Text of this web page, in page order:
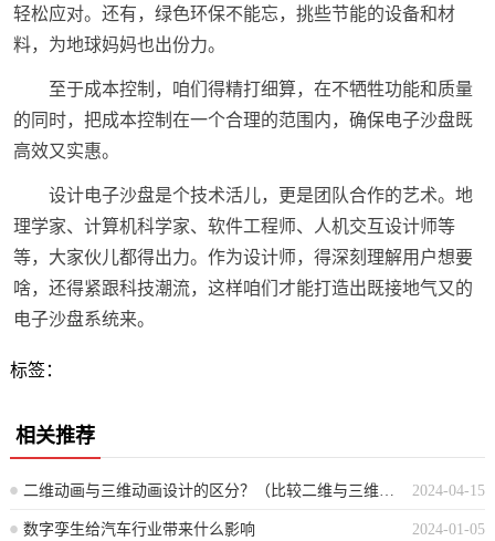
轻松应对。还有，绿色环保不能忘，挑些节能的设备和材
料，为地球妈妈也出份力。
至于成本控制，咱们得精打细算，在不牺牲功能和质量
的同时，把成本控制在一个合理的范围内，确保电子沙盘既
高效又实惠。
设计电子沙盘是个技术活儿，更是团队合作的艺术。地
理学家、计算机科学家、软件工程师、人机交互设计师等
等，大家伙儿都得出力。作为设计师，得深刻理解用户想要
啥，还得紧跟科技潮流，这样咱们才能打造出既接地气又的
电子沙盘系统来。
标签：
相关推荐
2024-04-15
二维动画与三维动画设计的区分？（比较二维与三维动画设计的不同之处）
2024-01-05
数字孪生给汽车行业带来什么影响